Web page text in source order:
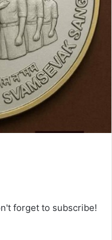
forget to subscribe!